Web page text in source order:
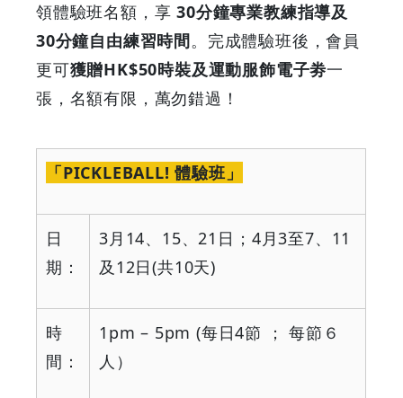
領體驗班名額，享30分鐘專業教練指導及
30分鐘自由練習時間。完成體驗班後，會員
更可獲贈HK$50時裝及運動服飾電子劵一
張，名額有限，萬勿錯過！
「PICKLEBALL!體驗班」
日
期：
3月 14、 15、21 日； 4月3至7、 11
及 12日(共10天)
時
間：
1pm – 5pm (每日4節 ；
每節６
人）